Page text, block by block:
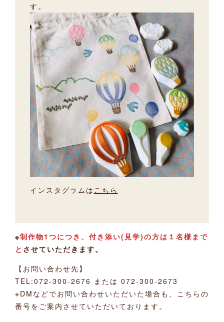
す。
インスタグラムは こちら
※制作物1つにつき、付き添い(見学)の方は１名様まで
と させていただきます。
【お問い合わせ先】
TEL:072-300-2676 または 072-300-2673
※DMなどでお問い合わせいただいた場合も、こちらの
番号をご案内させていただいております。